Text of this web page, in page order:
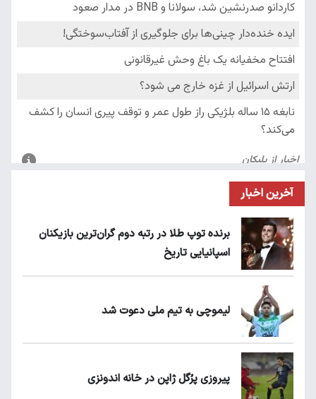
آخرین اخبار
برنده توپ طلا در رتبه دوم گران‌ترین بازیکنان
اسپانیایی تاریخ
لیموچی به تیم ملی دعوت شد
پیروزی پرُگل ژاپن در خانه اندونزی